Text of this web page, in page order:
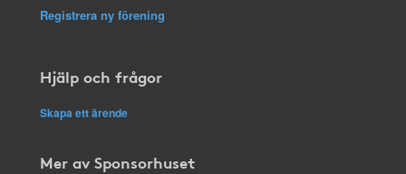
Registrera ny förening
Hjälp och frågor
Skapa ett ärende
Mer av Sponsorhuset